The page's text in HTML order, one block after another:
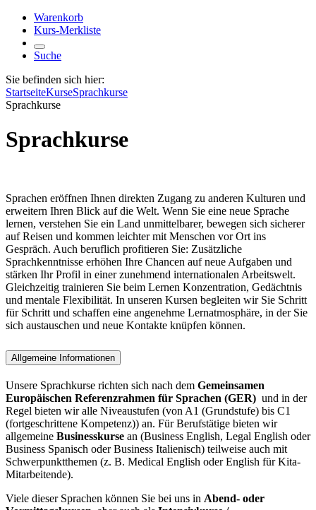
Warenkorb
Kurs-Merkliste
Suche
Sie befinden sich hier:
StartseiteKurseSprachkurse
Sprachkurse
Sprachkurse
Sprachen eröffnen Ihnen direkten Zugang zu anderen Kulturen und
erweitern Ihren Blick auf die Welt. Wenn Sie eine neue Sprache
lernen, verstehen Sie ein Land unmittelbarer, bewegen sich sicherer
auf Reisen und kommen leichter mit Menschen vor Ort ins
Gespräch. Auch beruflich profitieren Sie: Zusätzliche
Sprachkenntnisse erhöhen Ihre Chancen auf neue Aufgaben und
stärken Ihr Profil in einer zunehmend internationalen Arbeitswelt.
Gleichzeitig trainieren Sie beim Lernen Konzentration, Gedächtnis
und mentale Flexibilität. In unseren Kursen begleiten wir Sie Schritt
für Schritt und schaffen eine angenehme Lernatmosphäre, in der Sie
sich austauschen und neue Kontakte knüpfen können.
Allgemeine Informationen
Unsere Sprachkurse richten sich nach dem Gemeinsamen
Europäischen Referenzrahmen für Sprachen (GER) und in der
Regel bieten wir alle Niveaustufen (von A1 (Grundstufe) bis C1
(fortgeschrittene Kompetenz)) an. Für Berufstätige bieten wir
allgemeine Businesskurse an (Business English, Legal English oder
Business Spanisch oder Business Italienisch) teilweise auch mit
Schwerpunktthemen (z. B. Medical English oder English für Kita-
Mitarbeitende).
Viele dieser Sprachen können Sie bei uns in Abend- oder